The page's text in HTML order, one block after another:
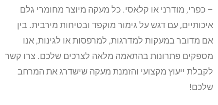
– כפרי, מודרני או קלאסי. כל מעקה מיוצר מחומרי גלם
איכותיים, עם דגש על גימור מוקפד ובטיחות מירבית. בין
אם מדובר במעקות למדרגות, למרפסות או לגינות, אנו
מספקים פתרונות בהתאמה מלאה לצרכים שלכם. צרו קשר
לקבלת ייעוץ מקצועי והזמנת מעקה שישדרג את המרחב
שלכם!